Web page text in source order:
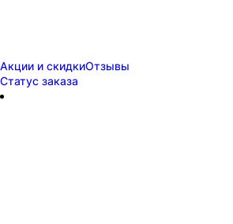
Акции и скидкиОтзывы
Статус заказа